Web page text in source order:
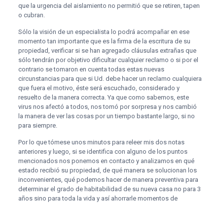
que la urgencia del aislamiento no permitió que se retiren, tapen
o cubran.
Sólo la visión de un especialista lo podrá acompañar en ese
momento tan importante que es la firma de la escritura de su
propiedad, verificar si se han agregado cláusulas extrañas que
sólo tendrán por objetivo dificultar cualquier reclamo o si por el
contrario se tomaron en cuenta todas estas nuevas
circunstancias para que si Ud. debe hacer un reclamo cualquiera
que fuera el motivo, éste será escuchado, considerado y
resuelto de la manera correcta. Ya que como sabemos, este
virus nos afectó a todos, nos tomó por sorpresa y nos cambió
la manera de ver las cosas por un tiempo bastante largo, si no
para siempre.
Por lo que tómese unos minutos para releer mis dos notas
anteriores y luego, si se identifica con alguno de los puntos
mencionados nos ponemos en contacto y analizamos en qué
estado recibió su propiedad, de qué manera se solucionan los
inconvenientes, qué podemos hacer de manera preventiva para
determinar el grado de habitabilidad de su nueva casa no para 3
años sino para toda la vida y así ahorrarle momentos de